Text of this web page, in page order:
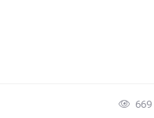
669